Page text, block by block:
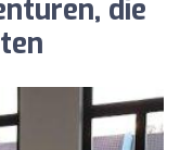
die